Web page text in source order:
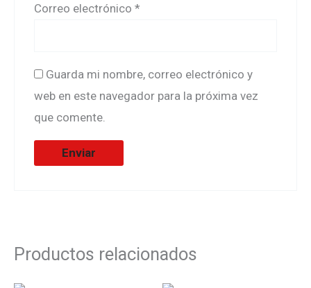
Correo electrónico*
Guarda mi nombre, correo electrónico y
web en este navegador para la próxima vez
que comente.
Productos relacionados